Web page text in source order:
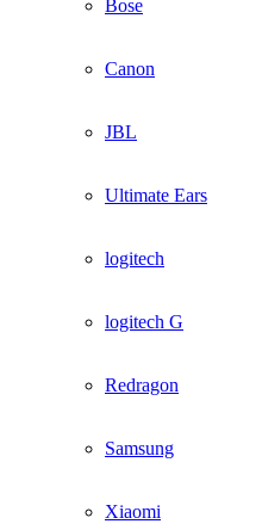
Bose
Canon
JBL
Ultimate Ears
logitech
logitech G
Redragon
Samsung
Xiaomi